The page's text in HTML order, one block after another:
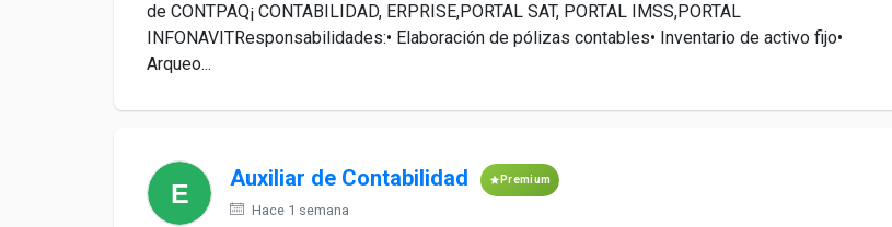
de CONTPAQ¡ CONTABILIDAD, ERPRISE,PORTAL SAT, PORTAL IMSS,PORTAL
INFONAVITResponsabilidades:• Elaboración de pólizas contables• Inventario de activo fijo•
Arqueo...
Auxiliar de Contabilidad Premium
Hace 1 semana